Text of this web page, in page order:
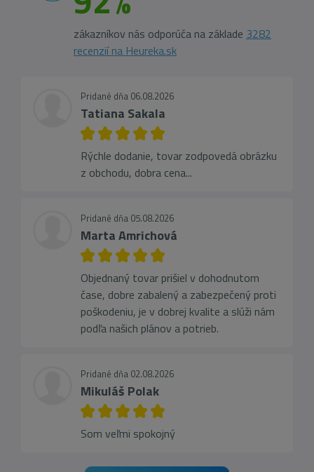
zákazníkov nás odporúča na základe 3282
recenzií na Heureka.sk
Pridané dňa 06.08.2026
Tatiana Sakala
Rýchle dodanie, tovar zodpovedá obrázku
z obchodu, dobra cena...
Pridané dňa 05.08.2026
Marta Amrichová
Objednaný tovar prišiel v dohodnutom
čase, dobre zabalený a zabezpečený proti
poškodeniu, je v dobrej kvalite a slúži nám
podľa našich plánov a potrieb.
Pridané dňa 02.08.2026
Mikuláš Polak
Som veľmi spokojný